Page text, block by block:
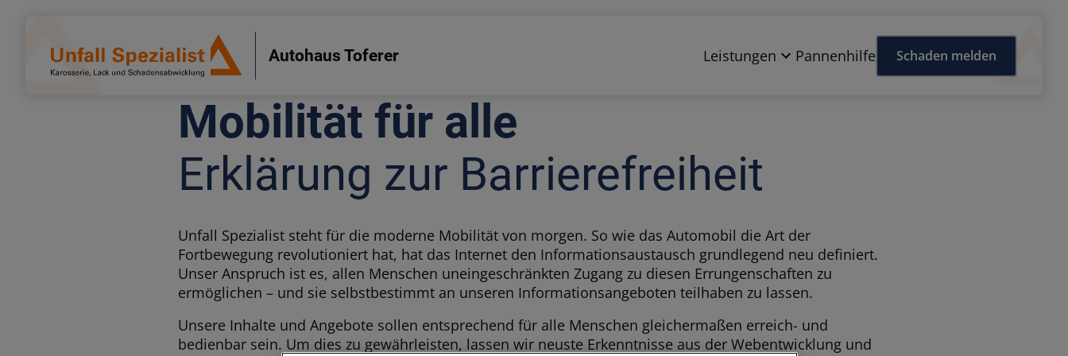
Autohaus Toferer Leistungen Pannenhilfe Schaden melden
Erklärung zur Barrierefreiheit
Unfall Spezialist steht für die moderne Mobilität von morgen. So wie das Automobil die Art der
Fortbewegung revolutioniert hat, hat das Internet den Informationsaustausch grundlegend neu definiert.
Unser Anspruch ist es, allen Menschen uneingeschränkten Zugang zu diesen Errungenschaften zu
ermöglichen – und sie selbstbestimmt an unseren Informationsangeboten teilhaben zu lassen.
Unsere Inhalte und Angebote sollen entsprechend für alle Menschen gleichermaßen erreich- und
bedienbar sein. Um dies zu gewährleisten, lassen wir neuste Erkenntnisse aus der Webentwicklung und